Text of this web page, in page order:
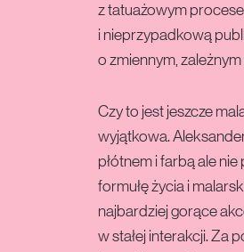
z tatuażowym
i nieprzypadkową
o zmiennym,
Czy to jest jeszcze
wyjątkowa.
płótnem i farbą ale nie
formułę życia i
najbardziej gorące
w stałej interakcji. Za